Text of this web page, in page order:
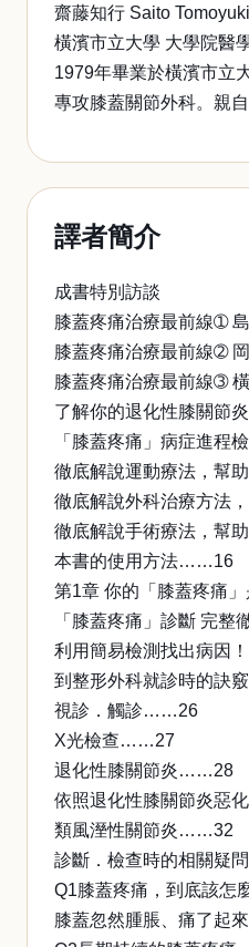
齋藤知行 Saito Tomoyuki
橫濱市立大學 大學院醫
1979年畢業於橫濱市立
專攻膝蓋關節外科。親
譯者簡介
成書特別訪談
膝蓋疼痛治療最前線➀
膝蓋疼痛治療最前線➁
膝蓋疼痛治療最前線➂
了解你的退化性膝關節
「膝蓋疼痛」病症進
徹底解說運動療法，幫
徹底解說外科治療方法
徹底解說手術療法，幫
本書的使用方法……16
第1章 你的「膝蓋疼痛
「膝蓋疼痛」診斷 完整
利用簡易檢測找出病因
到整形外科就診時的訣
視診．觸診……26
X光檢查……27
退化性膝關節炎……28
依照退化性膝關節炎惡
類風溼性關節炎……32
診斷．檢查時的相關疑
Q1膝蓋疼痛，到底該
膝蓋忽然腫脹、痛了起